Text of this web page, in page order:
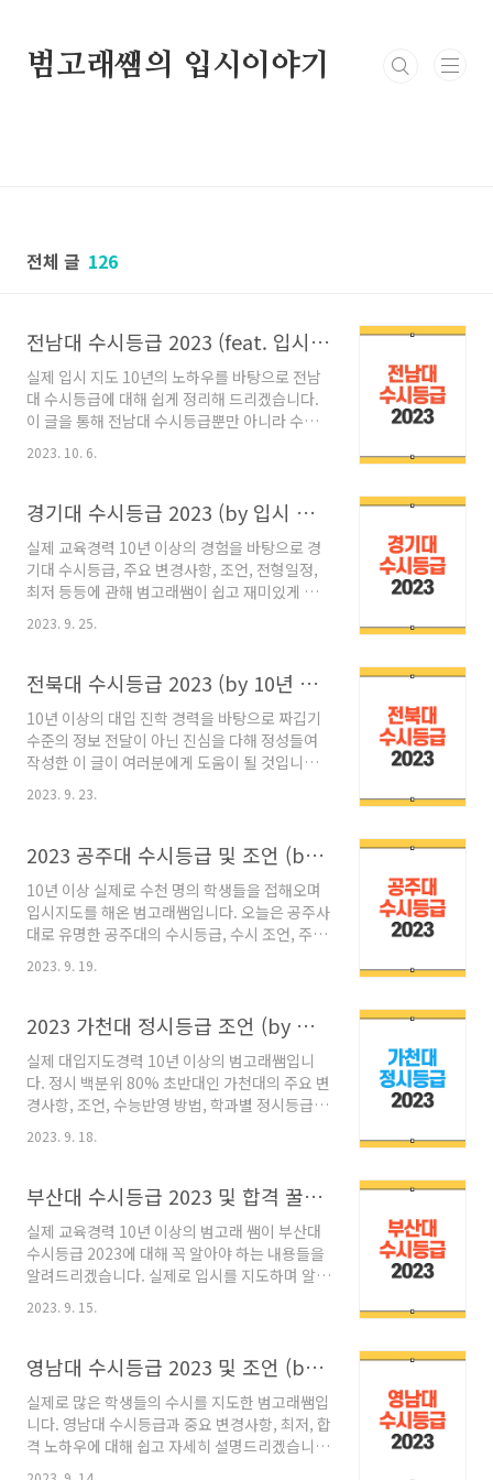
범고래쌤의 입시이야기
전체 글 126
전남대 수시등급 2023 (feat. 입시지도 10년)
실제 입시 지도 10년의 노하우를 바탕으로 전남
대 수시등급에 대해 쉽게 정리해 드리겠습니다.
이 글을 통해 전남대 수시등급뿐만 아니라 수시
전략과 전남대 합격자 발표일, 면접 날짜, 실기 날
짜, 전남대 수능 최저 등등에 대해 쉽게 확인하실
천대 부경대 대학별 수시등급 알아보기 경기대
공주대 동아대 부경대 부산대 한양대 에리카 영
남대 인천대 전북대 충남대 전남대 전형요약
2024 전남대 교과전형 중 일반전형과 지역인재
전형은 수능 최저가 모두 적용됩니다. 하지만 전
남대 종합전형의 경우는 메디컬 계열인 수의과학
최저가 없습니다. 자세한 전남대 최저의 내용은
아래의 전남대..
2023. 10. 6.
경기대 수시등급 2023 (by 입시 지도 10년 경력)
실제 교육경력 10년 이상의 경험을 바탕으로 경
기대 수시등급, 주요 변경사항, 조언, 전형일정,
최저 등등에 관해 범고래쌤이 쉽고 재미있게 풀
어드리겠습니다. 중요한 내용은 굵은 글씨로 강
조를 해 두었습니다. ​ 목차 ​ 아래 대학들의 정시등
합격을 위한 다양한 정보들을 더 많이 쌓으실 수
있습니다. 각 대학명을 누르시면 해당 페이지로
이동하게 됩니다. 대학별 정시등급 알아보기 가
천대 대학별 수시등급 알아보기 경기대 공주대
동아대 부경대 부산대 한양대 에리카 영남대 인
천대 전남대 전북대 충남대 ​1. 경기대 수시등급
교장추천전형 크게 두 가지로 구분할 수 있습니
다. 이..
2023. 9. 25.
전북대 수시등급 2023 (by 10년 대입 지도)
10년 이상의 대입 진학 경력을 바탕으로 짜깁기
수준의 정보 전달이 아닌 진심을 다해 정성들여
작성한 이 글이 여러분에게 도움이 될 것입니다.
중요 내용은 굵은 글씨로 해 두었으며, 아래 전북
대 수시에 관한 내용들을 끝까지 확인하신다면
제부터 2023학년도에 신입생이 된 학생들을 기
준으로 한 전북대 수시등급과 2024학년도 신입
생이 될 학생들을 기준으로 한 전북대 최저, 주요
변경사항, 면접일 등등 주요 내용에 대해 알아보
겠습니다. 목차 ​ 1. 전북대 전형요약 2024 및 수
시 지원 가능 횟수 전북대의 수시는 크게 학생부
없이 고등학교 내신 성적만으로 합격자를 선..
2023. 9. 23.
2023 공주대 수시등급 및 조언 (by 실제 입시전문가)
10년 이상 실제로 수천 명의 학생들을 접해오며
입시지도를 해온 범고래쌤입니다.​ 오늘은 공주사
대로 유명한 공주대의 수시등급, 수시 조언, 주요
게 알려 드리겠습니다. 여느 때와 마찬가지로 오
성 좋게 알려드리겠습니다. 목차 ​ ​ 1. 공주대 수시
주요 변경 사항 2024 공주대 수시의 주요 변경사
항 중 가장 눈여겨보셔야 할 부분은 두 가지가 있
습니다. 첫 번째는, 공주대 학생부 교과전형의 경
우 수능 최저학력기준아 완화되었다는 점입니다.
공주대 자연과학대학, 천안공과대학, 산업과학대
불합격 된 인원이 줄어들기 때문에 공주대 교..
2023. 9. 19.
2023 가천대 정시등급 조언 (by 입시지도 10년)
실제 대입지도경력 10년 이상의 범고래쌤입니
다. 정시 백분위 80% 초반대인 가천대의 주요 변
경사항, 조언, 수능반영 방법, 학과별 정시등급,
점자 처리기준까지 모두 쉽고 재밌게 알려드리겠
로 해 두었으니 참고하시기 바랍니다. ​ 목차 1. 가
천대 정시 모집전형 및 주요 변경사항 2024
2024학년도에 입학할 학생을 기준으로 가천대
정시의 경우 연기예술학과(연출), 미술디자인학
부, 체육학부는 수능 60% + 실기 40%로 학생을
선발하며, 이를 제외한 모든 학과에서 수능
가산점 관련 항목은 아래 4. 수능 반영방법..
2023. 9. 18.
부산대 수시등급 2023 및 합격 꿀팁(by 입시지도 10년)
실제 교육경력 10년 이상의 범고래 쌤이 부산대
수시등급 2023에 대해 꼭 알아야 하는 내용들을
알려드리겠습니다. 실제로 입시를 지도하며 알고
있는 노하우들을 글에 녹였습니다. 중요한 내용
은 굵은 글씨로 되어있으니 참고하시기 바랍니
(1) 부산대 수시등급 학생부교과전형 2023 부산
2점대 초반에서 3점대 초반 정도이며, 70% 커트
라인은 2점대 중후반에서 3점대 중반 정도를 형
성하고 있습니다. 부산대 수시등급의 경우 다른
대학들과 마찬가지로 어문계열의 학과들이 평균
2023. 9. 15.
영남대 수시등급 2023 및 조언 (by 실제입시전문가)
실제로 많은 학생들의 수시를 지도한 범고래쌤입
니다. 영남대 수시등급과 중요 변경사항, 최저, 합
격 노하우에 대해 쉽고 자세히 설명드리겠습니
다. 중요한 내용은 굵은 글씨로 해 두었으니 참고